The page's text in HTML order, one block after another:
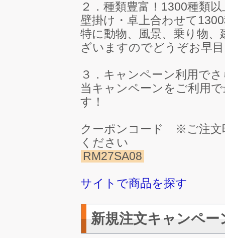
２．種類豊富！1300種類
壁掛け・卓上合わせて
特に動物、風景、乗り物
ざいますのでどうぞお早
３．キャンペーン利用で
当キャンペーンをご利用
す！
クーポンコード ※ご注文
ください
RM27SA08
サイトで商品を探す
新規注文キャンペー